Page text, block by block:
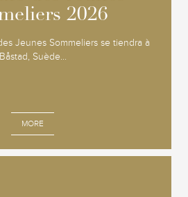
2026
Jeunes Sommeliers se tiendra à
Båstad, Suède...
MORE
2026